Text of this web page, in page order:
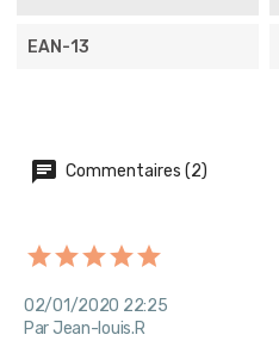
EAN-13
Commentaires (2)
02/01/2020 22:25
Par Jean-louis.R